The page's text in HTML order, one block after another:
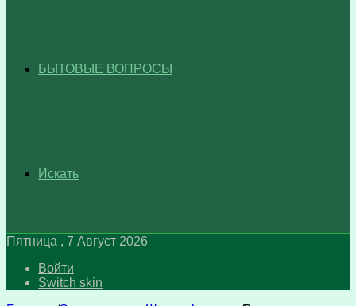
БЫТОВЫЕ ВОПРОСЫ
Искать
Пятница , 7 Август 2026
Войти
Switch skin